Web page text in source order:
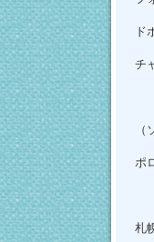
ド
チ
ポ
札